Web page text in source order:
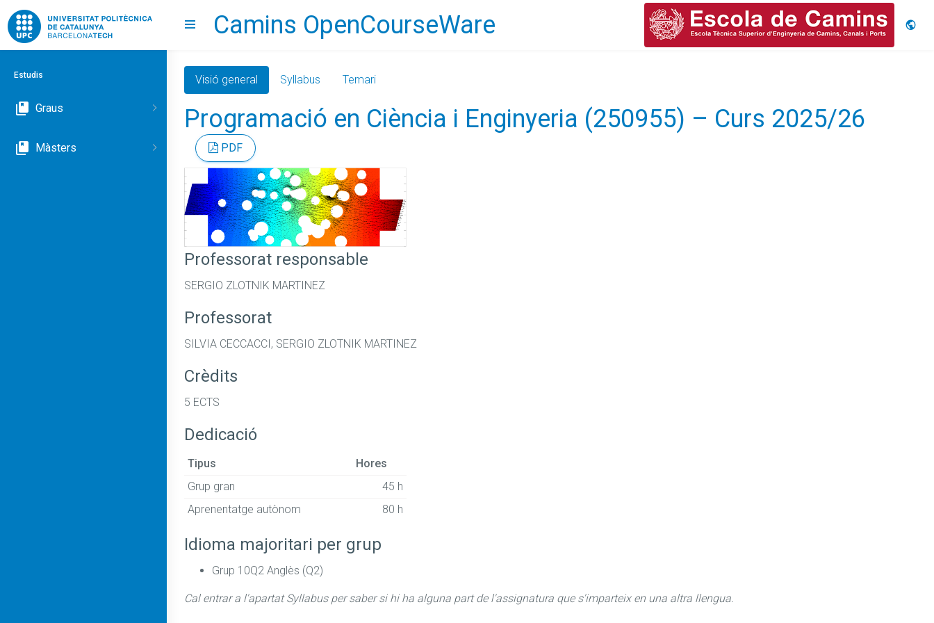
Go to upc.edu Show menuCamins OpenCourseWare
Estudis
Graus
Màsters
Visió general Syllabus Temari
Programació en Ciència i Enginyeria (250955) – Curs 2025/26
PDF
Professorat responsable
SERGIO ZLOTNIK MARTINEZ
Professorat
SILVIA CECCACCI, SERGIO ZLOTNIK MARTINEZ
Crèdits
5 ECTS
Dedicació
Tipus
Hores
Grup gran
45 h
Aprenentatge autònom
80 h
Idioma majoritari per grup
Grup 10Q2 Anglès (Q2)
Cal entrar a l'apartat Syllabus per saber si hi ha alguna part de l'assignatura que s'imparteix en una altra llengua.